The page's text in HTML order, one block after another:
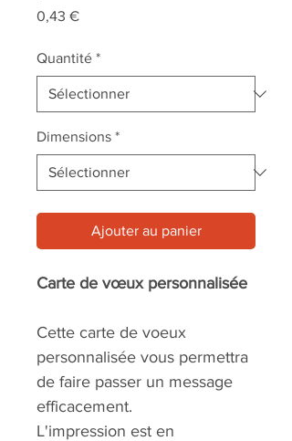
0,43 €Prix
Quantité *
Dimensions *
Ajouter au panier
Carte de vœux personnalisée
Cette carte de voeux
personnalisée vous permettra
de faire passer un message
efficacement.
L'impression est en